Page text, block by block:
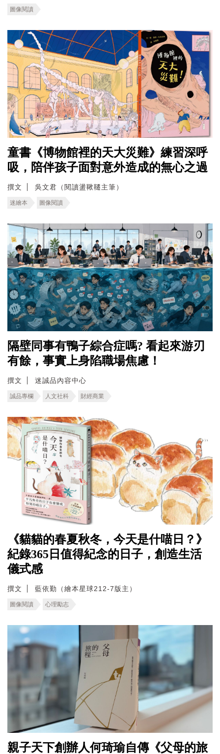
圖像閱讀
童書《博物館裡的天大災難》練習深呼
吸，陪伴孩子面對意外造成的無心之過
撰文 吳文君（閱讀盪鞦韆主筆）
迷繪本 圖像閱讀
隔壁同事有鴨子綜合症嗎? 看起來游刃
有餘，事實上身陷職場焦慮！
撰文 迷誠品內容中心
誠品專欄 人文社科 財經商業
《貓貓的春夏秋冬，今天是什喵日？》
紀錄365日值得紀念的日子，創造生活
儀式感
撰文 藍依勤（繪本星球212-7版主）
圖像閱讀 心理勵志
親子天下創辦人何琦瑜自傳《父母的旅